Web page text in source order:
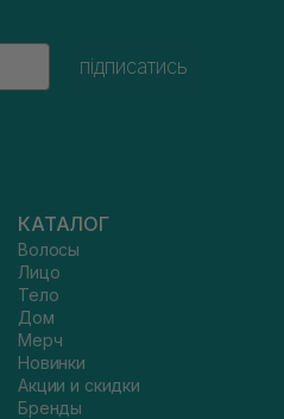
підписатись
КАТАЛОГ
Волосы
Лицо
Тело
Дом
Мерч
Новинки
Акции и скидки
Бренды